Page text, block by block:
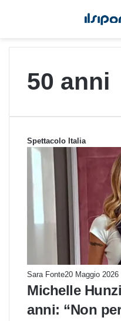
50 anni
Spettacolo Italia
Sara Fonte20 Maggio 2026
Michelle
anni: “Non